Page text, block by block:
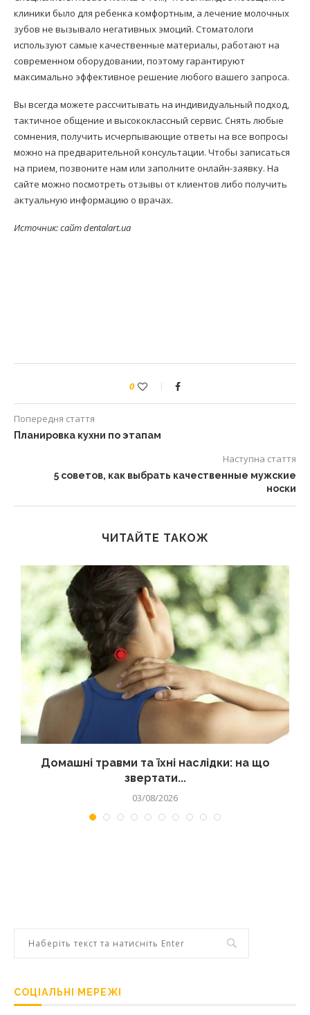
клиники было для ребенка комфортным, а лечение молочных
зубов не вызывало негативных эмоций. Стоматологи
используют самые качественные материалы, работают на
современном оборудовании, поэтому гарантируют
максимально эффективное решение любого вашего запроса.
Вы всегда можете рассчитывать на индивидуальный подход,
тактичное общение и высококлассный сервис. Снять любые
сомнения, получить исчерпывающие ответы на все вопросы
можно на предварительной консультации. Чтобы записаться
на прием, позвоните нам или заполните онлайн-заявку. На
сайте можно посмотреть отзывы от клиентов либо получить
актуальную информацию о врачах.
Источник: сайт dentalart.ua
0
Попередня стаття
Планировка кухни по этапам
Наступна стаття
5 советов, как выбрать качественные мужские
носки
ЧИТАЙТЕ ТАКОЖ
Домашні травми та їхні наслідки: на що
звертати...
03/08/2026
СОЦІАЛЬНІ МЕРЕЖІ